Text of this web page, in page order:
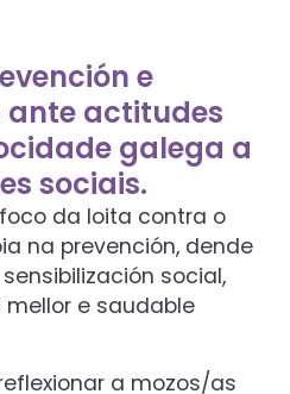
e
ante actitudes
galega a
sociais.
da loita contra o
na prevención, dende
social,
e saudable
a mozos/as